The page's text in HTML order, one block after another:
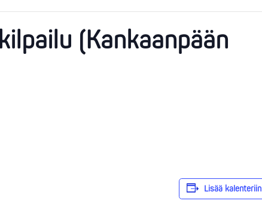
(Kankaanpään
Lisää kalenteriin